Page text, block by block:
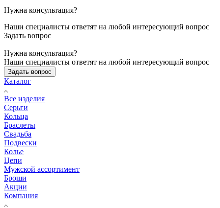
Нужна консультация?
Наши специалисты ответят на любой интересующий вопрос
Задать вопрос
Нужна консультация?
Наши специалисты ответят на любой интересующий вопрос
Задать вопрос
Каталог
Все изделия
Серьги
Кольца
Браслеты
Свадьба
Подвески
Колье
Цепи
Мужской ассортимент
Броши
Акции
Компания